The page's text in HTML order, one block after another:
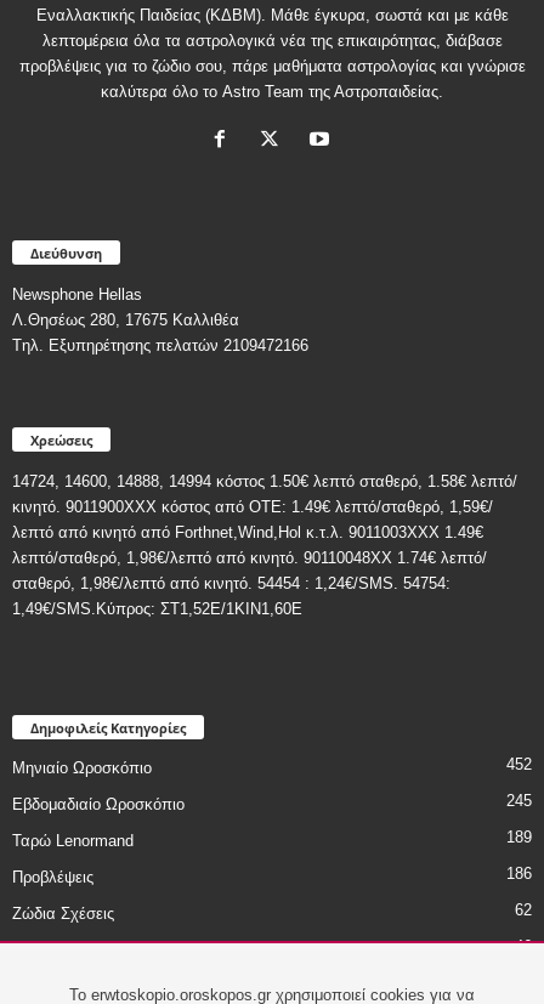
Εναλλακτικής Παιδείας (ΚΔΒΜ). Μάθε έγκυρα, σωστά και με κάθε
λεπτομέρεια όλα τα αστρολογικά νέα της επικαιρότητας, διάβασε
προβλέψεις για το ζώδιο σου, πάρε μαθήματα αστρολογίας και γνώρισε
καλύτερα όλο το Astro Team της Αστροπαιδείας.
Διεύθυνση
Newsphone Hellas
Λ.Θησέως 280, 17675 Καλλιθέα
Tηλ. Εξυπηρέτησης πελατών 2109472166
Χρεώσεις
14724, 14600, 14888, 14994 κόστος 1.50€ λεπτό σταθερό, 1.58€ λεπτό/
κινητό. 9011900ΧΧΧ κόστος από ΟΤΕ: 1.49€ λεπτό/σταθερό, 1,59€/
λεπτό από κινητό από Forthnet,Wind,Hol κ.τ.λ. 9011003XXX 1.49€
λεπτό/σταθερό, 1,98€/λεπτό από κινητό. 90110048XX 1.74€ λεπτό/
σταθερό, 1,98€/λεπτό από κινητό. 54454 : 1,24€/SMS. 54754:
1,49€/SMS.Κύπρος: ΣT1,52E/1KIN1,60E
Δημοφιλείς Κατηγορίες
Μηνιαίο Ωροσκόπιο 452
Εβδομαδιαίο Ωροσκόπιο 245
Ταρώ Lenormand 189
Προβλέψεις 186
Ζώδια Σχέσεις 62
Ζώδια - Χιούμορ 46
Daily Astro Tip
To erwtoskopio.oroskopos.gr χρησιμοποιεί cookies για να